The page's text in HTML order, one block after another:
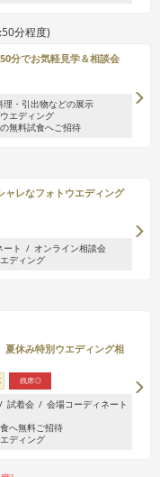
:50分程度)
分でお気軽見学＆相談会
理・引出物などの展示
エディング
無料試食へご招待
ャレなフォトウエディング
ート
オンライン相談会
ディング
夏休み特別ウエディング相
残席◎
試着会
会場コーディネート
へ無料ご招待
ディング